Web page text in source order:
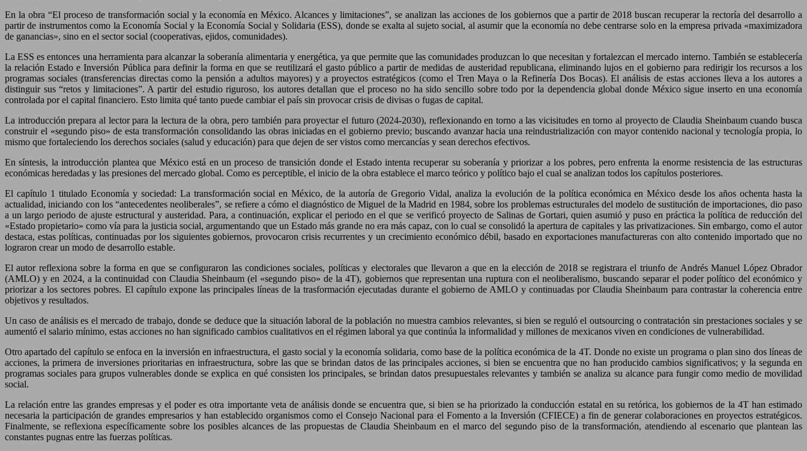
En la obra “El proceso de transformación social y la economía en México. Alcances y limitaciones”, se analizan las acciones de los gobiernos que a partir de 2018 buscan recuperar la rectoría del desarrollo a
partir de instrumentos como la Economía Social y la Economía Social y Solidaria (ESS), donde se exalta al sujeto social, al asumir que la economía no debe centrarse solo en la empresa privada «maximizadora
de ganancias», sino en el sector social (cooperativas, ejidos, comunidades).
La ESS es entonces una herramienta para alcanzar la soberanía alimentaria y energética, ya que permite que las comunidades produzcan lo que necesitan y fortalezcan el mercado interno. También se establecería
la relación Estado e Inversión Pública para definir la forma en que se reutilizará el gasto público a partir de medidas de austeridad republicana, eliminando lujos en el gobierno para redirigir los recursos a los
programas sociales (transferencias directas como la pensión a adultos mayores) y a proyectos estratégicos (como el Tren Maya o la Refinería Dos Bocas). El análisis de estas acciones lleva a los autores a
distinguir sus “retos y limitaciones”. A partir del estudio riguroso, los autores detallan que el proceso no ha sido sencillo sobre todo por la dependencia global donde México sigue inserto en una economía
controlada por el capital financiero. Esto limita qué tanto puede cambiar el país sin provocar crisis de divisas o fugas de capital.
La introducción prepara al lector para la lectura de la obra, pero también para proyectar el futuro (2024-2030), reflexionando en torno a las vicisitudes en torno al proyecto de Claudia Sheinbaum cuando busca
construir el «segundo piso» de esta transformación consolidando las obras iniciadas en el gobierno previo; buscando avanzar hacia una reindustrialización con mayor contenido nacional y tecnología propia, lo
mismo que fortaleciendo los derechos sociales (salud y educación) para que dejen de ser vistos como mercancías y sean derechos efectivos.
En síntesis, la introducción plantea que México está en un proceso de transición donde el Estado intenta recuperar su soberanía y priorizar a los pobres, pero enfrenta la enorme resistencia de las estructuras
económicas heredadas y las presiones del mercado global. Como es perceptible, el inicio de la obra establece el marco teórico y político bajo el cual se analizan todos los capítulos posteriores.
El capítulo 1 titulado Economía y sociedad: La transformación social en México, de la autoría de Gregorio Vidal, analiza la evolución de la política económica en México desde los años ochenta hasta la
actualidad, iniciando con los “antecedentes neoliberales”, se refiere a cómo el diagnóstico de Miguel de la Madrid en 1984, sobre los problemas estructurales del modelo de sustitución de importaciones, dio paso
a un largo periodo de ajuste estructural y austeridad. Para, a continuación, explicar el periodo en el que se verificó proyecto de Salinas de Gortari, quien asumió y puso en práctica la política de reducción del
«Estado propietario» como vía para la justicia social, argumentando que un Estado más grande no era más capaz, con lo cual se consolidó la apertura de capitales y las privatizaciones. Sin embargo, como el autor
destaca, estas políticas, continuadas por los siguientes gobiernos, provocaron crisis recurrentes y un crecimiento económico débil, basado en exportaciones manufactureras con alto contenido importado que no
lograron crear un modo de desarrollo estable.
El autor reflexiona sobre la forma en que se configuraron las condiciones sociales, políticas y electorales que llevaron a que en la elección de 2018 se registrara el triunfo de Andrés Manuel López Obrador
(AMLO) y en 2024, a la continuidad con Claudia Sheinbaum (el «segundo piso» de la 4T), gobiernos que representan una ruptura con el neoliberalismo, buscando separar el poder político del económico y
priorizar a los sectores pobres. El capítulo expone las principales líneas de la trasformación ejecutadas durante el gobierno de AMLO y continuadas por Claudia Sheinbaum para contrastar la coherencia entre
objetivos y resultados.
Un caso de análisis es el mercado de trabajo, donde se deduce que la situación laboral de la población no muestra cambios relevantes, si bien se reguló el outsourcing o contratación sin prestaciones sociales y se
aumentó el salario mínimo, estas acciones no han significado cambios cualitativos en el régimen laboral ya que continúa la informalidad y millones de mexicanos viven en condiciones de vulnerabilidad.
Otro apartado del capítulo se enfoca en la inversión en infraestructura, el gasto social y la economía solidaria, como base de la política económica de la 4T. Donde no existe un programa o plan sino dos líneas de
acciones, la primera de inversiones prioritarias en infraestructura, sobre las que se brindan datos de las principales acciones, si bien se encuentra que no han producido cambios significativos; y la segunda en
programas sociales para grupos vulnerables donde se explica en qué consisten los principales, se brindan datos presupuestales relevantes y también se analiza su alcance para fungir como medio de movilidad
social.
La relación entre las grandes empresas y el poder es otra importante veta de análisis donde se encuentra que, si bien se ha priorizado la conducción estatal en su retórica, los gobiernos de la 4T han estimado
necesaria la participación de grandes empresarios y han establecido organismos como el Consejo Nacional para el Fomento a la Inversión (CFIECE) a fin de generar colaboraciones en proyectos estratégicos.
Finalmente, se reflexiona específicamente sobre los posibles alcances de las propuestas de Claudia Sheinbaum en el marco del segundo piso de la transformación, atendiendo al escenario que plantean las
constantes pugnas entre las fuerzas políticas.